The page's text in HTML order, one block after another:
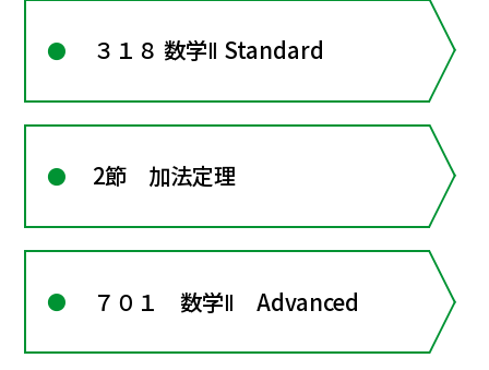
３１８ 数学Ⅱ Standard
2節 加法定理
７０１ 数学Ⅱ Advanced